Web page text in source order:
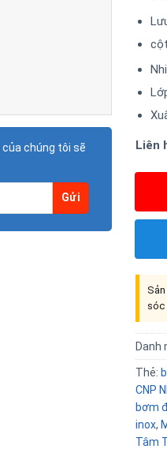
của chúng tôi sẽ
Liên
sóc
Danh
Thẻ:
CNP
bơm
inox,
Tâm